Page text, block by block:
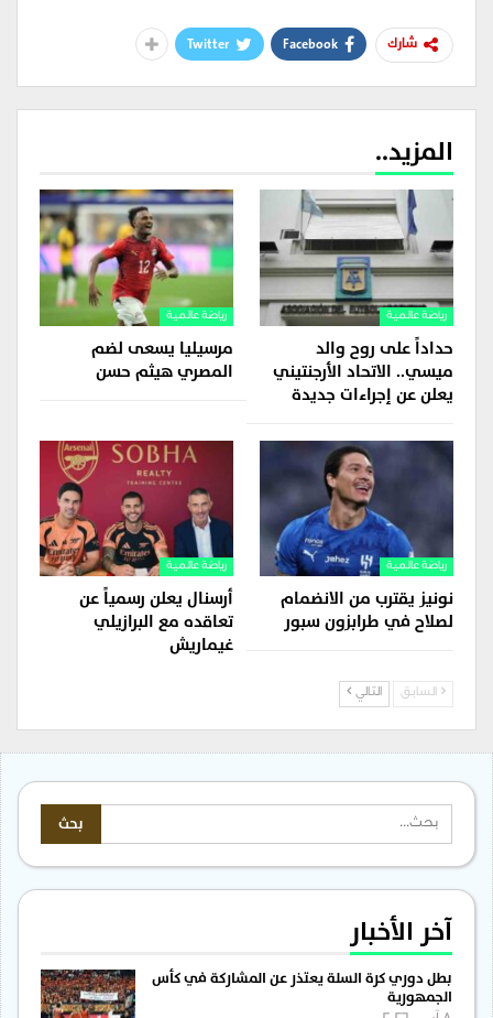
شارك Facebook
Twitter
المزيد..
رياضة عالمية
حداداً على روح والد
ميسي.. الاتحاد الأرجنتيني
يعلن عن إجراءات جديدة
رياضة عالمية
مرسيليا يسعى لضم
المصري هيثم حسن
رياضة عالمية
نونيز يقترب من الانضمام
لصلاح في طرابزون سبور
رياضة عالمية
أرسنال يعلن رسمياً عن
تعاقده مع البرازيلي
غيماريش
السابق التالي
آخر الأخبار
بطل دوري كرة السلة يعتذر عن المشاركة في كأس
الجمهورية